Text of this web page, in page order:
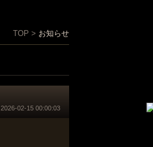
TOP > お知らせ
2026-02-15 00:00:03